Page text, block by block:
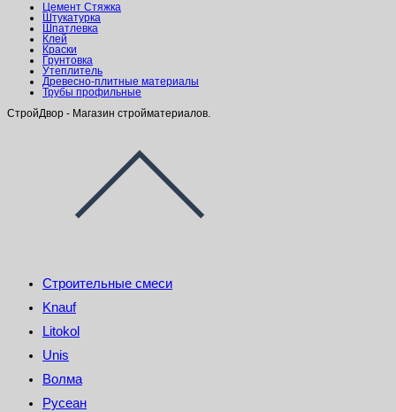
Цемент Стяжка
Штукатурка
Шпатлевка
Клей
Краски
Грунтовка
Утеплитель
Древесно-плитные материалы
Трубы профильные
СтройДвор - Магазин стройматериалов.
Строительные смеси
Knauf
Litokol
Unis
Волма
Русеан